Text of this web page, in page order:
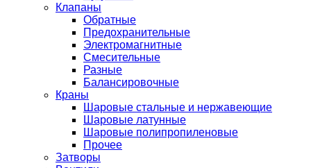
Клапаны
Обратные
Предохранительные
Электромагнитные
Смесительные
Разные
Балансировочные
Краны
Шаровые стальные и нержавеющие
Шаровые латунные
Шаровые полипропиленовые
Прочее
Затворы